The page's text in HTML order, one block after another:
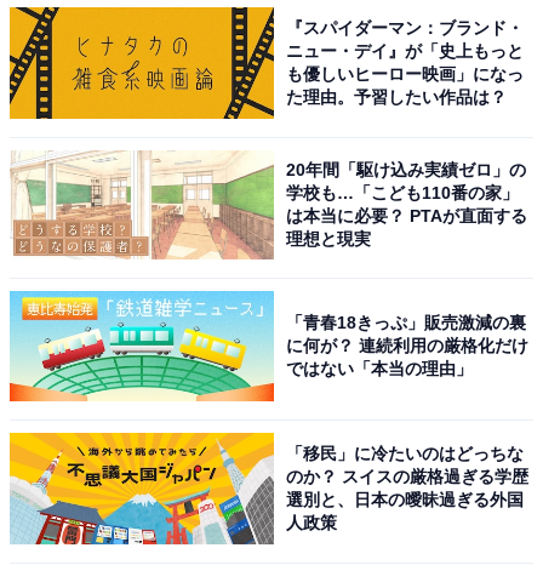
アクセス・料金・宿泊情報は？
アクセス
『スパイダーマン：ブランド・
ニュー・デイ』が「史上もっと
も優しいヒーロー映画」になっ
た理由。予習したい作品は？
20年間「駆け込み実績ゼロ」の
学校も…「こども110番の家」
は本当に必要？ PTAが直面する
理想と現実
「青春18きっぷ」販売激減の裏
に何が？ 連続利用の厳格化だけ
ではない「本当の理由」
「移民」に冷たいのはどっちな
のか？ スイスの厳格過ぎる学歴
選別と、日本の曖昧過ぎる外国
人政策